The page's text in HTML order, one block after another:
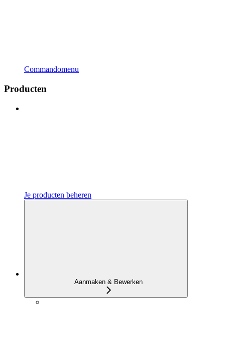
Commandomenu
Producten
Je producten beheren
Aanmaken & Bewerken